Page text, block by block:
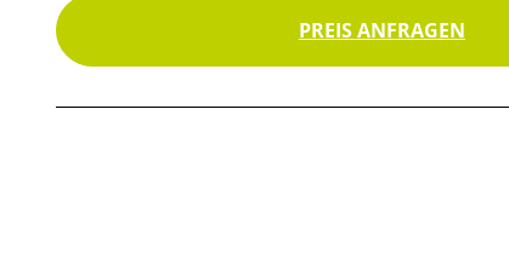
PREIS ANFRAGEN